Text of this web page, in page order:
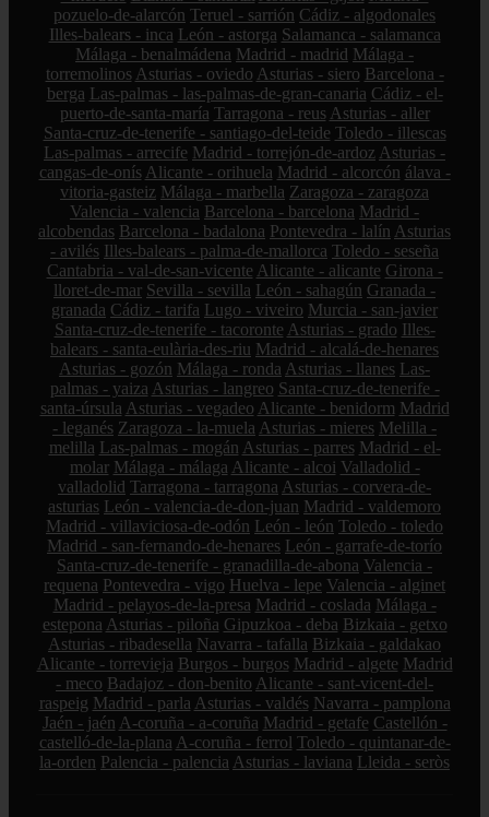
pozuelo-de-alarcón Teruel - sarrión Cádiz - algodonales
Illes-balears - inca León - astorga Salamanca - salamanca
Málaga - benalmádena Madrid - madrid Málaga -
torremolinos Asturias - oviedo Asturias - siero Barcelona -
berga Las-palmas - las-palmas-de-gran-canaria Cádiz - el-
puerto-de-santa-maría Tarragona - reus Asturias - aller
Santa-cruz-de-tenerife - santiago-del-teide Toledo - illescas
Las-palmas - arrecife Madrid - torrejón-de-ardoz Asturias -
cangas-de-onís Alicante - orihuela Madrid - alcorcón álava -
vitoria-gasteiz Málaga - marbella Zaragoza - zaragoza
Valencia - valencia Barcelona - barcelona Madrid -
alcobendas Barcelona - badalona Pontevedra - lalín Asturias
- avilés Illes-balears - palma-de-mallorca Toledo - seseña
Cantabria - val-de-san-vicente Alicante - alicante Girona -
lloret-de-mar Sevilla - sevilla León - sahagún Granada -
granada Cádiz - tarifa Lugo - viveiro Murcia - san-javier
Santa-cruz-de-tenerife - tacoronte Asturias - grado Illes-
balears - santa-eulària-des-riu Madrid - alcalá-de-henares
Asturias - gozón Málaga - ronda Asturias - llanes Las-
palmas - yaiza Asturias - langreo Santa-cruz-de-tenerife -
santa-úrsula Asturias - vegadeo Alicante - benidorm Madrid
- leganés Zaragoza - la-muela Asturias - mieres Melilla -
melilla Las-palmas - mogán Asturias - parres Madrid - el-
molar Málaga - málaga Alicante - alcoi Valladolid -
valladolid Tarragona - tarragona Asturias - corvera-de-
asturias León - valencia-de-don-juan Madrid - valdemoro
Madrid - villaviciosa-de-odón León - león Toledo - toledo
Madrid - san-fernando-de-henares León - garrafe-de-torío
Santa-cruz-de-tenerife - granadilla-de-abona Valencia -
requena Pontevedra - vigo Huelva - lepe Valencia - alginet
Madrid - pelayos-de-la-presa Madrid - coslada Málaga -
estepona Asturias - piloña Gipuzkoa - deba Bizkaia - getxo
Asturias - ribadesella Navarra - tafalla Bizkaia - galdakao
Alicante - torrevieja Burgos - burgos Madrid - algete Madrid
- meco Badajoz - don-benito Alicante - sant-vicent-del-
raspeig Madrid - parla Asturias - valdés Navarra - pamplona
Jaén - jaén A-coruña - a-coruña Madrid - getafe Castellón -
castelló-de-la-plana A-coruña - ferrol Toledo - quintanar-de-
la-orden Palencia - palencia Asturias - laviana Lleida - seròs